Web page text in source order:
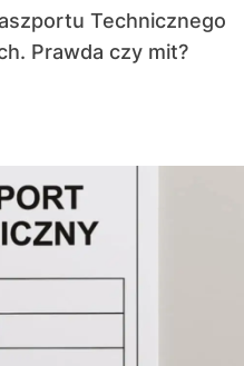
Technicznego
Prawda czy mit?